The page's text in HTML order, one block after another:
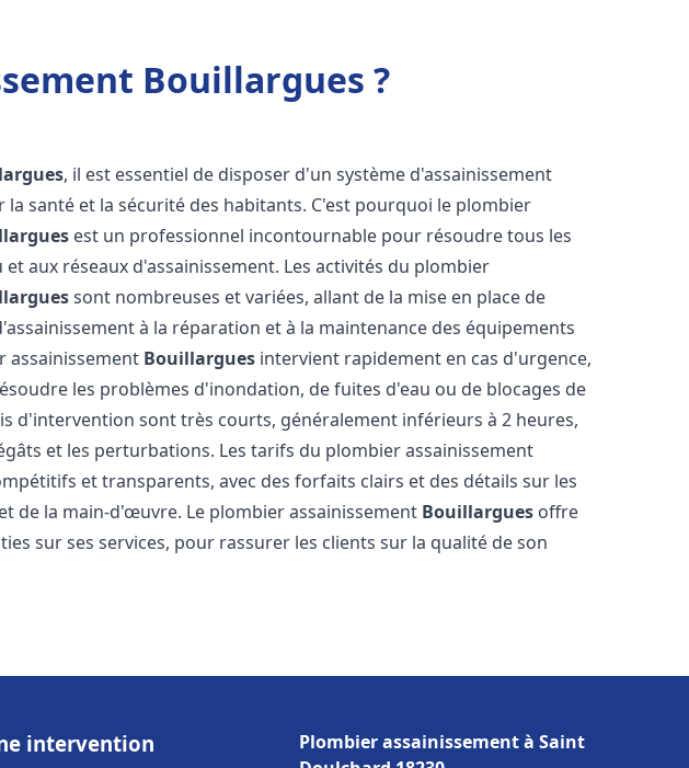
Bouillargues ?
, il est essentiel de disposer d'un système d'assainissement
santé et la sécurité des habitants. C'est pourquoi le plombier
est un professionnel incontournable pour résoudre tous les
et aux réseaux d'assainissement. Les activités du plombier
sont nombreuses et variées, allant de la mise en place de
à la réparation et à la maintenance des équipements
assainissement Bouillargues intervient rapidement en cas d'urgence,
les problèmes d'inondation, de fuites d'eau ou de blocages de
d'intervention sont très courts, généralement inférieurs à 2 heures,
et les perturbations. Les tarifs du plombier assainissement
et transparents, avec des forfaits clairs et des détails sur les
de la main-d'œuvre. Le plombier assainissement Bouillargues offre
sur ses services, pour rassurer les clients sur la qualité de son
intervention
Plombier assainissement à Saint